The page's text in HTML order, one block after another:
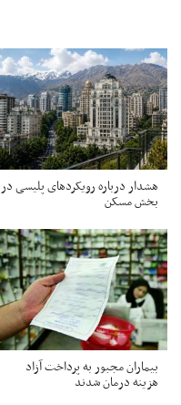
هشدار درباره رویکردهای پلیسی در
بخش مسکن
بیماران مجبور به پرداخت آزاد
هزینه درمان شدند